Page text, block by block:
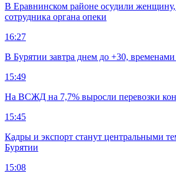
В Еравнинском районе осудили
сотрудника органа опеки
16:27
В Бурятии завтра днем до +30,
15:49
На ВСЖД на 7,7% выросли перевозки
15:45
Кадры и экспорт станут центральными
Бурятии
15:08